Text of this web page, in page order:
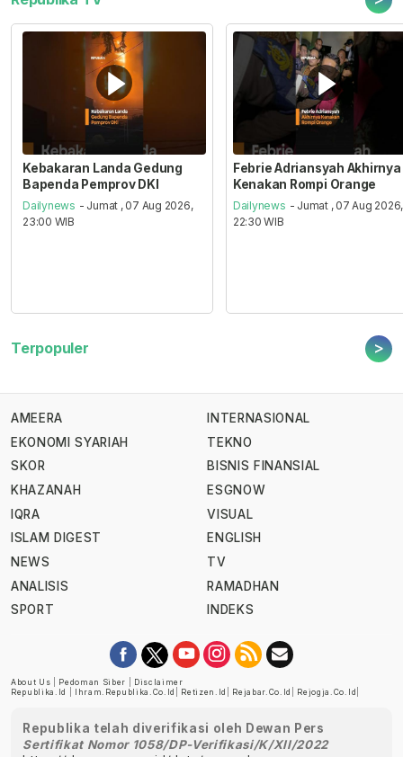
Kebakaran Landa Gedung
Bapenda Pemprov DKI
Dailynews - Jumat , 07 Aug 2026,
23:00 WIB
Febrie Adriansyah Akhirnya
Kenakan Rompi Orange
Dailynews - Jumat , 07 Aug 2026,
22:30 WIB
Terpopuler >
AMEERA
EKONOMI SYARIAH
SKOR
KHAZANAH
IQRA
ISLAM DIGEST
NEWS
ANALISIS
SPORT
INTERNASIONAL
TEKNO
BISNIS FINANSIAL
ESGNOW
VISUAL
ENGLISH
TV
RAMADHAN
INDEKS
About Us Pedoman Siber
Disclaimer
Republika.id
Ihram.republika.co.id Retizen.id Rejabar.co.id Rejogja.co.id
Republika telah diverifikasi oleh Dewan Pers
Sertifikat Nomor 1058/DP-Verifikasi/K/XII/2022